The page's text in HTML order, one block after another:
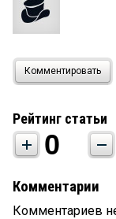
Комментировать
Рейтинг статьи
0
Комментарии
Комментариев